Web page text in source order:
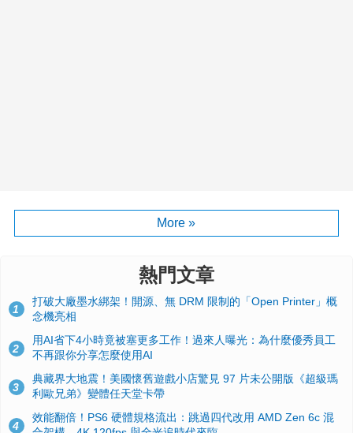
More »
熱門文章
1
打破大廠墨水綁架！開源、無 DRM 限制的「Open Printer」概
念機亮相
2
用AI省下4小時竟被塞更多工作！過來人曝光：為什麼優秀員工
不再跟你分享怎麼使用AI
3
典藏界大地震！美國懷舊遊戲小店驚見 97 片未公開版《超級瑪
利歐兄弟》變體任天堂卡帶
4
效能翻倍！PS6 硬體規格流出：跳過四代改用 AMD Zen 6c 混